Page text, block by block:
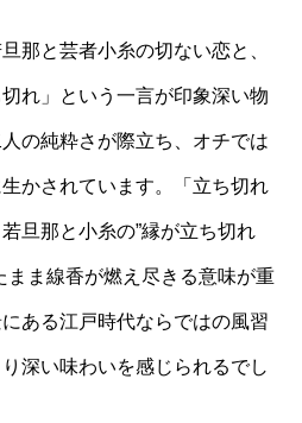
那と芸者小糸の切ない恋と、
れ」という一言が印象深い物
の純粋さが際立ち、オチでは
かされています。「立ち切れ
旦那と小糸の”縁が立ち切れ
まま線香が燃え尽きる意味が重
ある江戸時代ならではの風習
深い味わいを感じられるでし